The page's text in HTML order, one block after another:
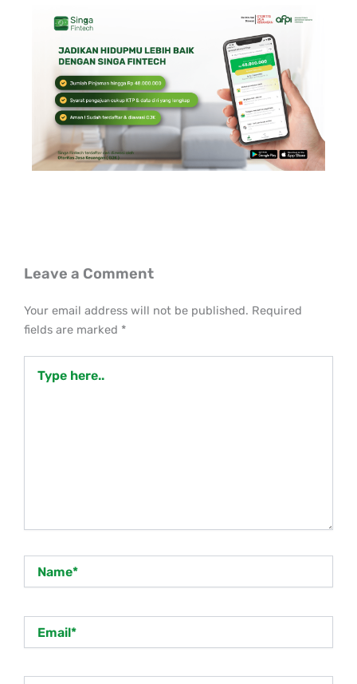
Leave a Comment
Your email address will not be published. Required
fields are marked *
here..